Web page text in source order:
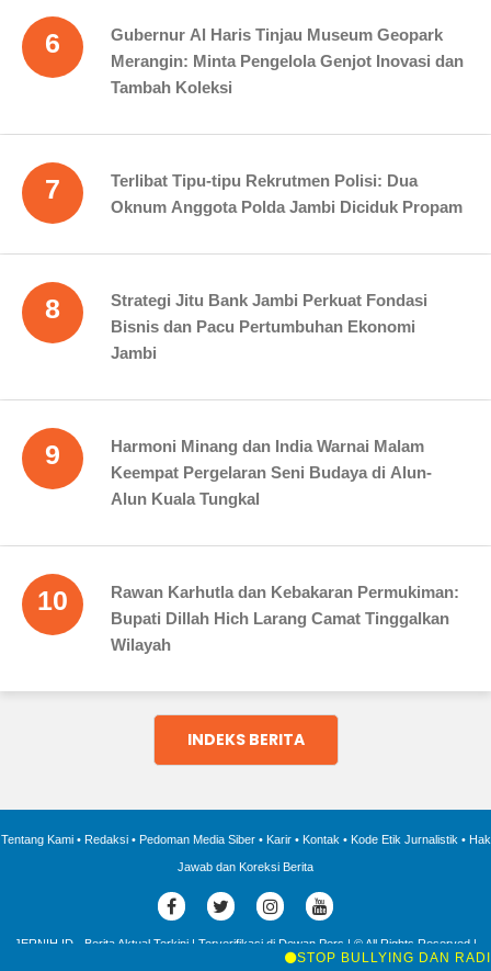
6
Gubernur Al Haris Tinjau Museum Geopark
Merangin: Minta Pengelola Genjot Inovasi dan
Tambah Koleksi
7
Terlibat Tipu-tipu Rekrutmen Polisi: Dua
Oknum Anggota Polda Jambi Diciduk Propam
8
Strategi Jitu Bank Jambi Perkuat Fondasi
Bisnis dan Pacu Pertumbuhan Ekonomi
Jambi
9
Harmoni Minang dan India Warnai Malam
Keempat Pergelaran Seni Budaya di Alun-
Alun Kuala Tungkal
10
Rawan Karhutla dan Kebakaran Permukiman:
Bupati Dillah Hich Larang Camat Tinggalkan
Wilayah
INDEKS BERITA
Tentang Kami• Redaksi• Pedoman Media Siber• Karir• Kontak • Kode Etik Jurnalistik • Hak
Jawab dan Koreksi Berita
JERNIH.ID - Berita Aktual Terkini | Terverifikasi di Dewan Pers | © All Rights Reserved |
STOP BULLYING DAN